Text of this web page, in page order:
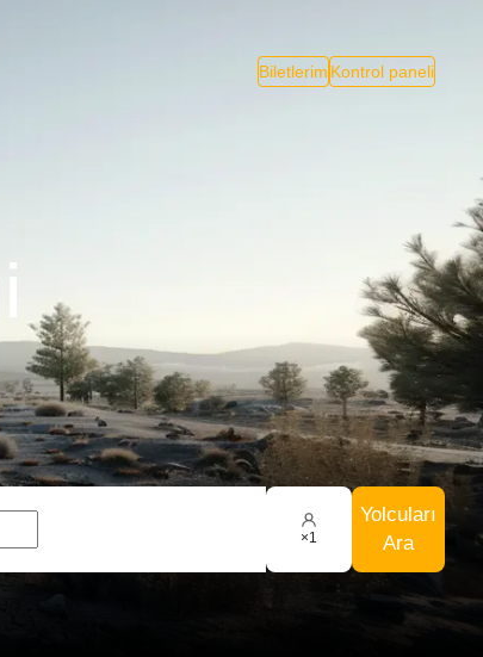
Biletlerim Kontrol paneli
×1
Yolcuları
Ara